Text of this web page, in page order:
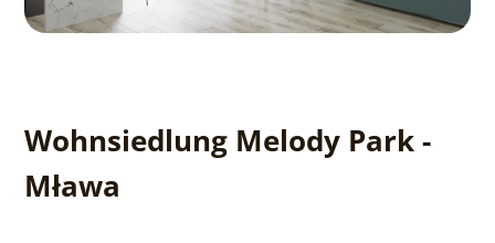
Wohnsiedlung Melody Park -
Mława